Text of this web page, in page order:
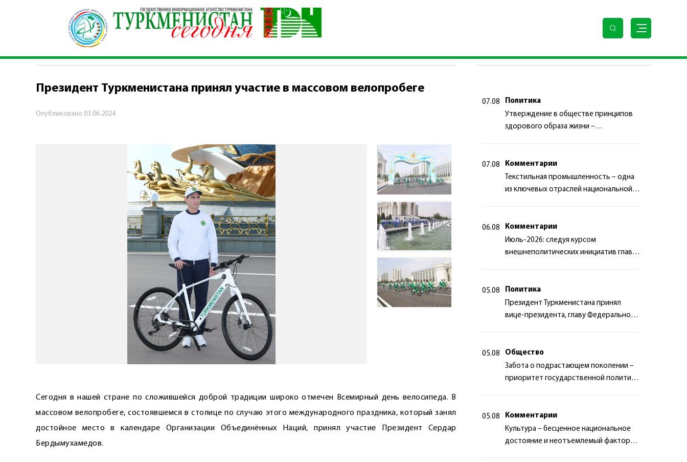
\ Общество Президент Туркменистана принял участие в массовом велопробеге
ОБЩЕСТВО
Президент Туркменистана принял участие в массовом велопробеге
Опубликовано 03.06.2024
Сегодня в нашей стране по сложившейся доброй традиции широко отмечен Всемирный день велосипеда. В
массовом велопробеге, состоявшемся в столице по случаю этого международного праздника, который занял
достойное место в календаре Организации Объединённых Наций, принял участие Президент Сердар
Бердымухамедов.
07.08
Политика
Утверждение в обществе принципов
здорового образа жизни –
07.08
Комментарии
Текстильная промышленность – одна
из ключевых отраслей национальной
06.08
Комментарии
Июль-2026: следуя курсом
внешнеполитических инициатив главы
05.08
Политика
Президент Туркменистана принял
вице-президента, главу Федерального
05.08
Общество
Забота о подрастающем поколении –
приоритет государственной политики
05.08
Комментарии
Культура – бесценное национальное
достояние и неотъемлемый фактор